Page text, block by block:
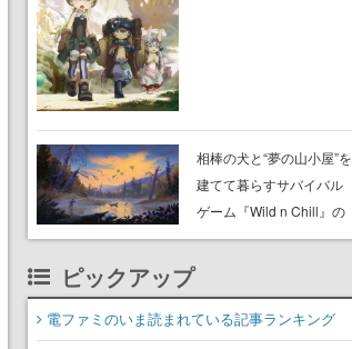
相棒の犬と“夢の山小屋”を
建てて暮らすサバイバル
ゲーム『Wild n Chill』の
体験版がSteamで配信
ピックアップ
電ファミのいま読まれている記事ランキング